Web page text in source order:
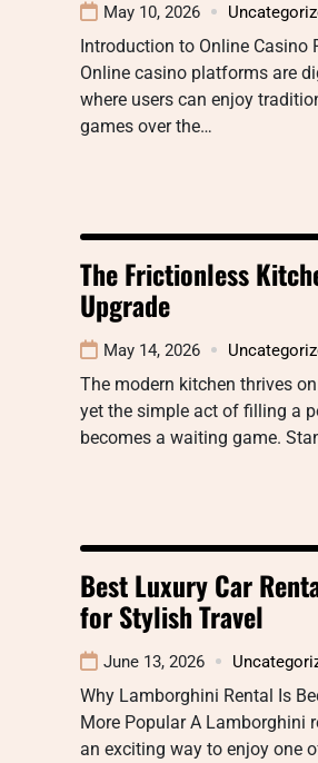
May 10, 2026
Introduction to Online Casino
Online casino platforms are
where users can enjoy
games over the…
The Frictionless
Upgrade
May 14, 2026
The modern kitchen thrives
yet the simple act of filling a
becomes a waiting game.
Best Luxury Car
for Stylish Travel
June 13, 2026
Why Lamborghini Rental Is
More Popular A Lamborghini
an exciting way to enjoy one